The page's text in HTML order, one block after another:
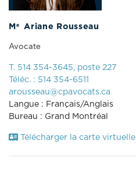
M e Ariane Rousseau
Avocate
T. 514 354-3645, poste 227
Téléc. : 514 354-6511
arousseau@cpavocats.ca
Langue : Français/Anglais
Bureau : Grand Montréal
Télécharger la carte virtuelle